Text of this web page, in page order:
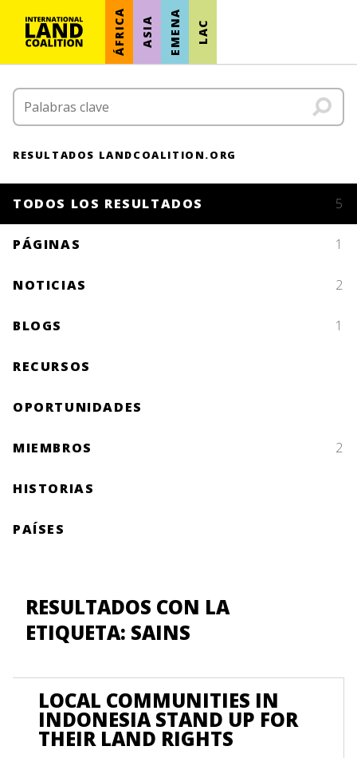
ÁFRICA ASIA EMENA LAC
RESULTADOS LANDCOALITION.ORG
TODOS LOS RESULTADOS 5
PÁGINAS 1
NOTICIAS 2
BLOGS 1
RECURSOS
OPORTUNIDADES
MIEMBROS 2
HISTORIAS
PAÍSES
RESULTADOS CON LA
ETIQUETA: SAINS
LOCAL COMMUNITIES IN
INDONESIA STAND UP FOR
THEIR LAND RIGHTS